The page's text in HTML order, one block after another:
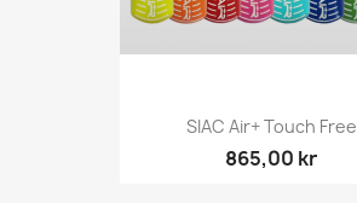
SIAC Air+ Touch Free
865,00 kr